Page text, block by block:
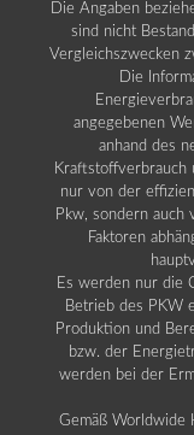
Die Angaben
sind nicht
Vergleichszwecken
Die
angegebenen
anhand des
Kraftstoffverbrauch
nur von der
Pkw, sondern auch
Faktoren
Es werden nur die
Betrieb des PKW
Produktion und
bzw. der
werden bei der
Gemäß Worldwide